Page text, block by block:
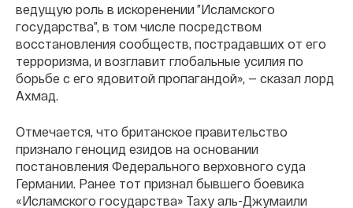
ведущую роль в искоренении ”Исламского
государства”, в том числе посредством
восстановления сообществ, пострадавших от его
терроризма, и возглавит глобальные усилия по
борьбе с его ядовитой пропагандой», — сказал лорд
Ахмад.
Отмечается, что британское правительство
признало геноцид езидов на основании
постановления Федерального верховного суда
Германии. Ранее тот признал бывшего боевика
«Исламского государства» Таху аль-Джумаили